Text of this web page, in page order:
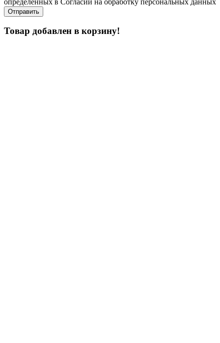
Товар добавлен в корзину!